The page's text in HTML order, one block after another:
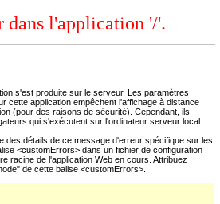
dans l'application '/'.
s'est produite sur le serveur. Les paramètres
cette application empêchent l'affichage à distance
(pour des raisons de sécurité). Cependant, ils
qui s'exécutent sur l'ordinateur serveur local.
des détails de ce message d'erreur spécifique sur les
<customErrors> dans un fichier de configuration
racine de l'application Web en cours. Attribuez
de cette balise <customErrors>.